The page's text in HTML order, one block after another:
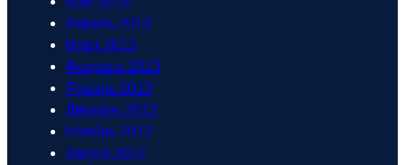
Апрель 2013
Март 2013
Февраль 2013
Январь 2013
Декабрь 2012
Ноябрь 2012
Август 2012